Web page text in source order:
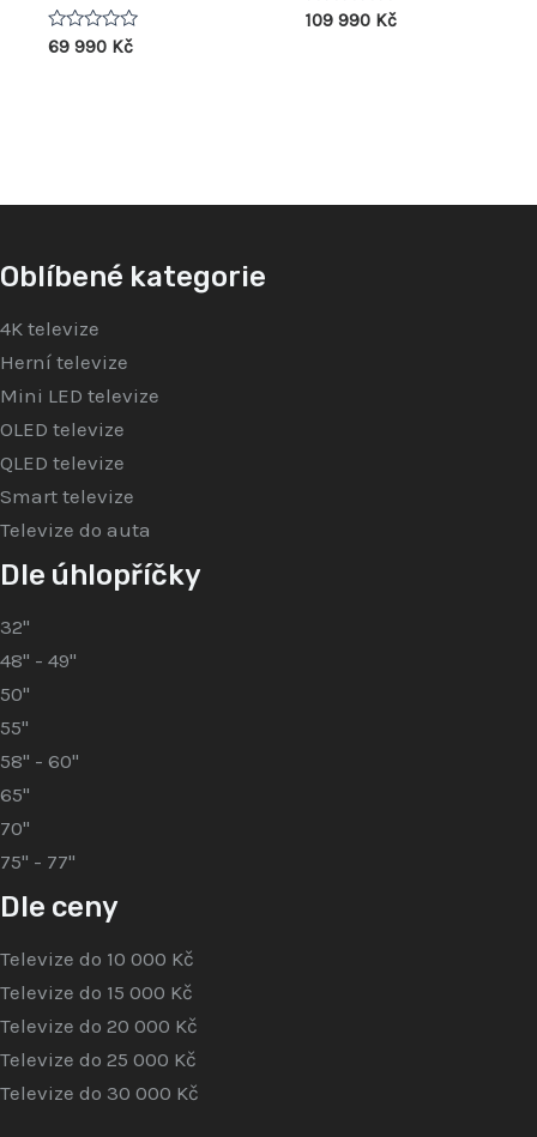
Hodnocení
69 990 Kč
Hodnocení
109 990 Kč
Oblíbené kategorie
4K televize
Herní televize
Mini LED televize
OLED televize
QLED televize
Smart televize
Televize do auta
Dle úhlopříčky
32"
48" - 49"
50"
55"
58" - 60"
65"
70"
75" - 77"
Dle ceny
Televize do 10 000 Kč
Televize do 15 000 Kč
Televize do 20 000 Kč
Televize do 25 000 Kč
Televize do 30 000 Kč